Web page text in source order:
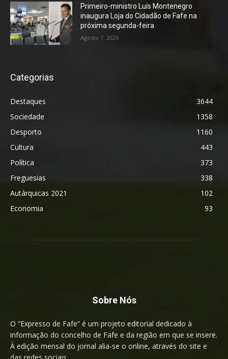
Primeiro-ministro Luís Montenegro
inaugura Loja do Cidadão de Fafe na
próxima segunda-feira
Agosto 7, 2026
Categorias
Destaques
3644
Sociedade
1358
Desporto
1160
Cultura
443
Política
373
Freguesias
338
Autárquicas 2021
102
Economia
93
Sobre Nós
O “Expresso de Fafe” é um projeto editorial dedicado à
informação do concelho de Fafe e da região em que se insere.
À edição mensal do jornal alia-se o online, através do site e